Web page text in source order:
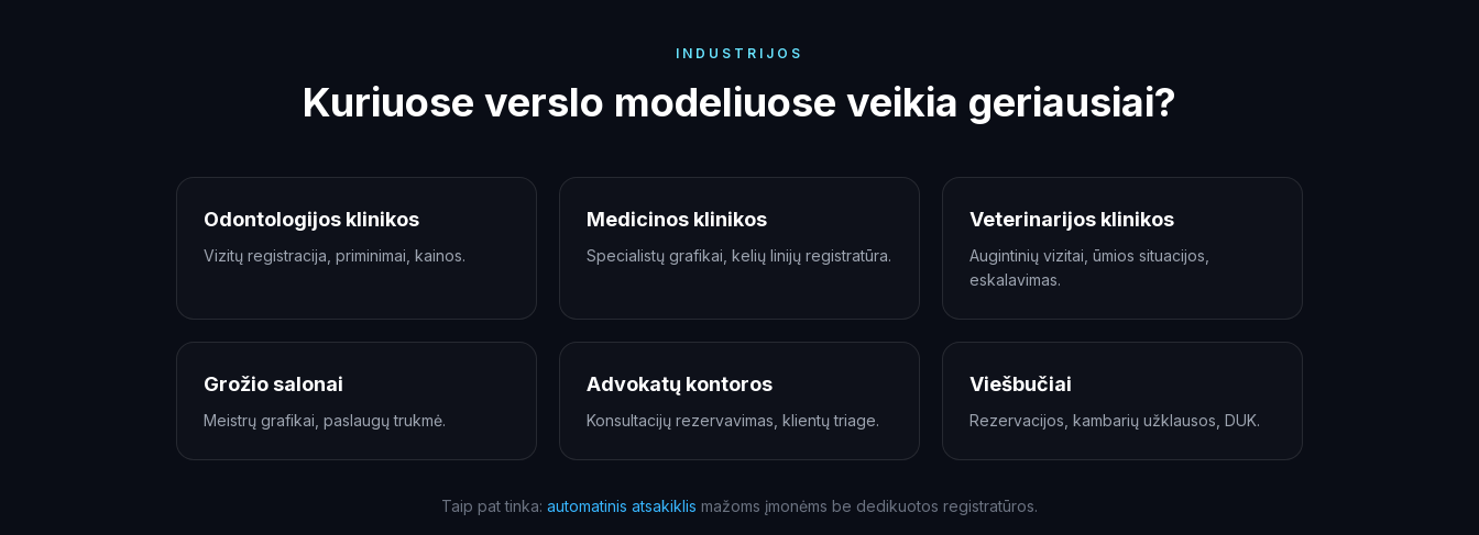
INDUSTRIJOS
Kuriuose verslo modeliuose veikia geriausiai?
Odontologijos klinikos
Vizitų registracija, priminimai, kainos.
Medicinos klinikos
Specialistų grafikai, kelių linijų registratūra.
Veterinarijos klinikos
Augintinių vizitai, ūmios situacijos,
eskalavimas.
Grožio salonai
Meistrų grafikai, paslaugų trukmė.
Advokatų kontoros
Konsultacijų rezervavimas, klientų triage.
Viešbučiai
Rezervacijos, kambarių užklausos, DUK.
Taip pat tinka: automatinis atsakiklis mažoms įmonėms be dedikuotos registratūros.